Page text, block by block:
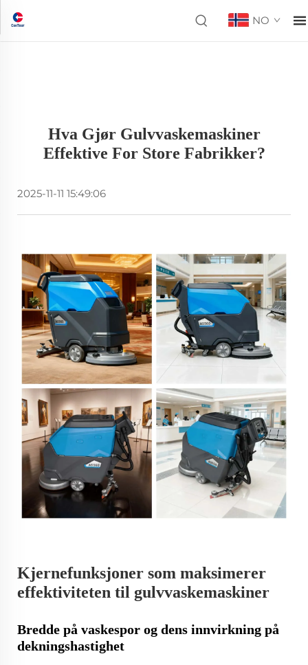
NO
Hva Gjør Gulvvaskemaskiner
Effektive For Store Fabrikker?
2025-11-11 15:49:06
Kjernefunksjoner som maksimerer
effektiviteten til gulvvaskemaskiner
Bredde på vaskespor og dens innvirkning på
dekningshastighet